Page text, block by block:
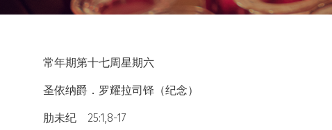
常年期第十七周星期六
圣依纳爵．罗耀拉司铎（纪念）
肋未纪 25:1,8-17